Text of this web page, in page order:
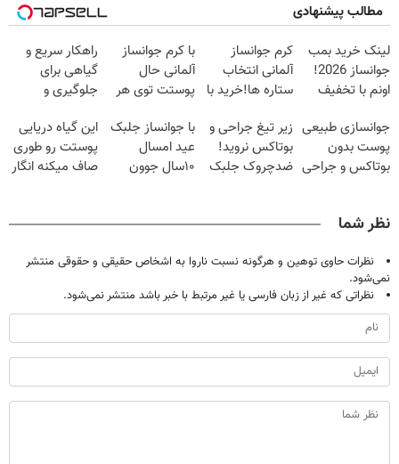
مطالب پیشنهادی
لینک خرید بمب
جوانساز 2026!
اونم با تخفیف
کرم جوانساز
آلمانی انتخاب
ستاره ها!خرید با
با کرم جوانساز
آلمانی حال
پوستت توی هر
خوبه۴۵٪تخفیف
راهکار سریع و
گیاهی برای
جلوگیری و
پوست
جوانسازی طبیعی
پوست بدون
بوتاکس و جراحی
زیر تیغ جراحی و
بوتاکس نروید!
ضدچروک جلبک
با جوانساز جلبک
عید امسال
۱۰سال جوون
این گیاه دریایی
پوستت رو طوری
صاف میکنه انگار
نظر شما
نظرات حاوی توهین و هرگونه نسبت ناروا به اشخاص حقیقی و حقوقی منتشر
نمی‌شود.
نظراتی که غیر از زبان فارسی یا غیر مرتبط با خبر باشد منتشر نمی‌شود.